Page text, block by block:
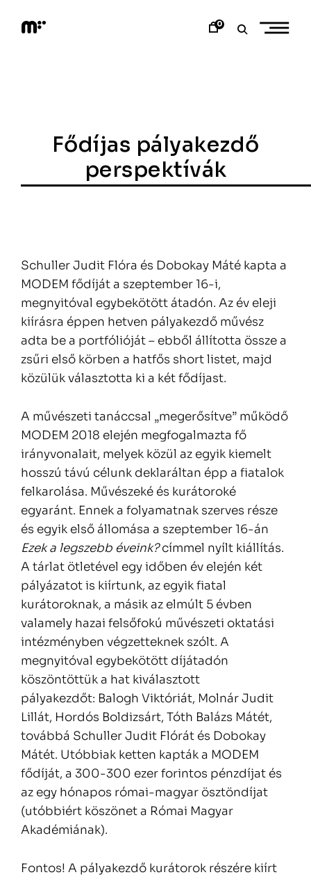
content
0
Fődíjas pályakezdő
perspektívák
Schuller Judit Flóra és Dobokay Máté kapta a
MODEM fődíját a szeptember 16-i,
megnyitóval egybekötött átadón. Az év eleji
kiírásra éppen hetven pályakezdő művész
adta be a portfólióját – ebből állította össze a
zsűri első körben a hatfős short listet, majd
közülük választotta ki a két fődíjast.
A művészeti tanáccsal „megerősítve” működő
MODEM 2018 elején megfogalmazta fő
irányvonalait, melyek közül az egyik kiemelt
hosszú távú célunk deklaráltan épp a fiatalok
felkarolása. Művészeké és kurátoroké
egyaránt. Ennek a folyamatnak szerves része
és egyik első állomása a szeptember 16-án
Ezek a legszebb éveink?címmel nyílt kiállítás.
A tárlat ötletével egy időben év elején két
pályázatot is kiírtunk, az egyik fiatal
kurátoroknak, a másik az elmúlt 5 évben
valamely hazai felsőfokú művészeti oktatási
intézményben végzetteknek szólt. A
megnyitóval egybekötött díjátadón
köszöntöttük a hat kiválasztott
pályakezdőt: Balogh Viktóriát, Molnár Judit
Lillát, Hordós Boldizsárt, Tóth Balázs Mátét,
továbbá Schuller Judit Flórát és Dobokay
Mátét. Utóbbiak ketten kapták a MODEM
fődíját, a 300-300 ezer forintos pénzdíjat és
az egy hónapos római-magyar ösztöndíjat
(utóbbiért köszönet a Római Magyar
Akadémiának).
Fontos! A pályakezdő kurátorok részére kiírt